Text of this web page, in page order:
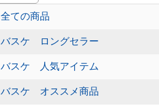
全ての商品
バスケ ロングセラー
バスケ 人気アイテム
バスケ オススメ商品